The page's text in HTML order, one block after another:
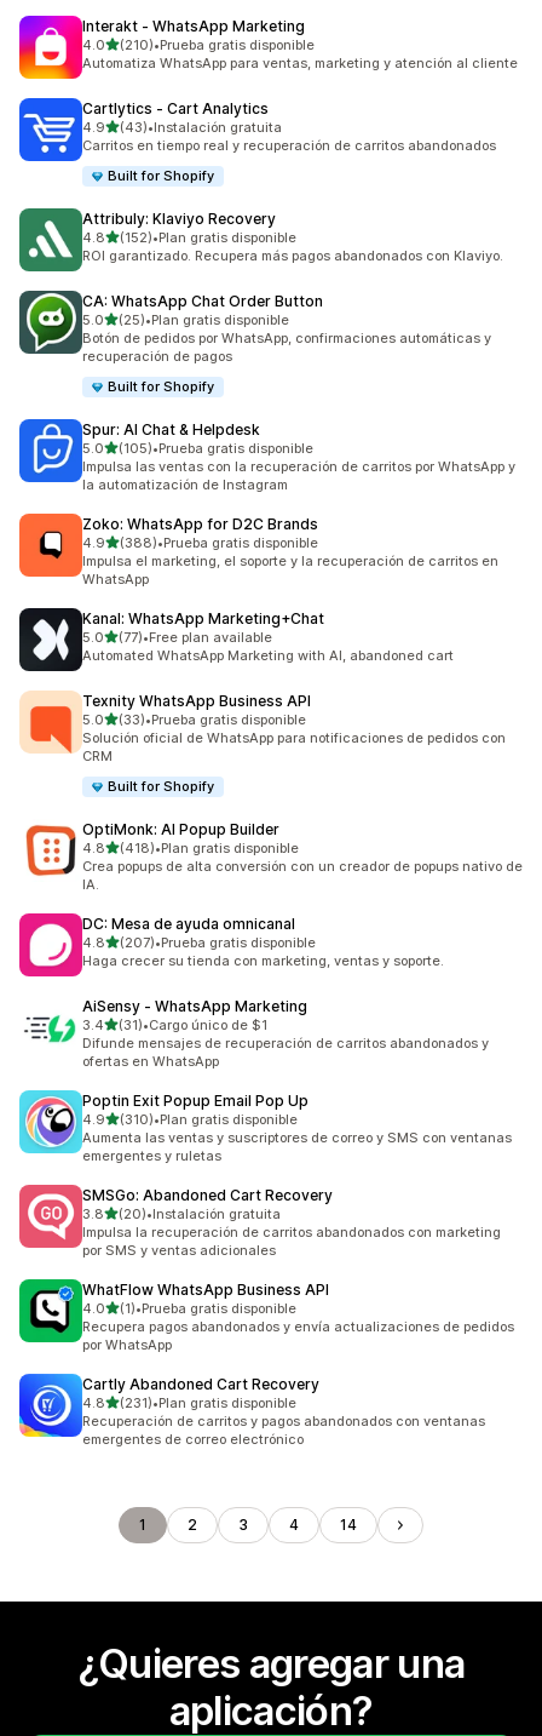
Interakt ‑ WhatsApp Marketing
4.0de 5 estrellas
(210)
210 reseñas en total
•Prueba gratis disponible
Automatiza WhatsApp para ventas, marketing y atención al cliente
Cartlytics ‑ Cart Analytics
4.9de 5 estrellas
(43)
43 reseñas en total
•Instalación gratuita
Carritos en tiempo real y recuperación de carritos abandonados
Built for Shopify
Attribuly: Klaviyo Recovery
4.8de 5 estrellas
(152)
152 reseñas en total
•Plan gratis disponible
ROI garantizado. Recupera más pagos abandonados con Klaviyo.
CA: WhatsApp Chat Order Button
5.0de 5 estrellas
(25)
25 reseñas en total
•Plan gratis disponible
Botón de pedidos por WhatsApp, confirmaciones automáticas y
recuperación de pagos
Built for Shopify
Spur: AI Chat & Helpdesk
5.0de 5 estrellas
(105)
105 reseñas en total
•Prueba gratis disponible
Impulsa las ventas con la recuperación de carritos por WhatsApp y
la automatización de Instagram
Zoko: WhatsApp for D2C Brands
4.9de 5 estrellas
(388)
388 reseñas en total
•Prueba gratis disponible
Impulsa el marketing, el soporte y la recuperación de carritos en
WhatsApp
Kanal: WhatsApp Marketing+Chat
5.0de 5 estrellas
(77)
77 reseñas en total
•Free plan available
Automated WhatsApp Marketing with AI, abandoned cart
Texnity WhatsApp Business API
5.0de 5 estrellas
(33)
33 reseñas en total
•Prueba gratis disponible
Solución oficial de WhatsApp para notificaciones de pedidos con
CRM
Built for Shopify
OptiMonk: AI Popup Builder
4.8de 5 estrellas
(418)
418 reseñas en total
•Plan gratis disponible
Crea popups de alta conversión con un creador de popups nativo de
IA.
DC: Mesa de ayuda omnicanal
4.8de 5 estrellas
(207)
207 reseñas en total
•Prueba gratis disponible
Haga crecer su tienda con marketing, ventas y soporte.
AiSensy ‑ WhatsApp Marketing
3.4de 5 estrellas
(31)
31 reseñas en total
•Cargo único de $1
Difunde mensajes de recuperación de carritos abandonados y
ofertas en WhatsApp
Poptin Exit Popup Email Pop Up
4.9de 5 estrellas
(310)
310 reseñas en total
•Plan gratis disponible
Aumenta las ventas y suscriptores de correo y SMS con ventanas
emergentes y ruletas
SMSGo: Abandoned Cart Recovery
3.8de 5 estrellas
(20)
20 reseñas en total
•Instalación gratuita
Impulsa la recuperación de carritos abandonados con marketing
por SMS y ventas adicionales
WhatFlow WhatsApp Business API
4.0de 5 estrellas
(1)
1 reseñas en total
•Prueba gratis disponible
Recupera pagos abandonados y envía actualizaciones de pedidos
por WhatsApp
Cartly Abandoned Cart Recovery
4.8de 5 estrellas
(231)
231 reseñas en total
•Plan gratis disponible
Recuperación de carritos y pagos abandonados con ventanas
emergentes de correo electrónico
1 2 3 4 14
¿Quieres agregar una
aplicación?